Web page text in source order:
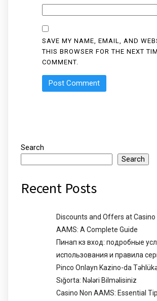
SAVE MY NAME, EMAIL, AND
THIS BROWSER FOR THE NEXT
COMMENT.
Search
Search
Recent Posts
Discounts and Offers at Casino
AAMS: A Complete Guide
Пинап кз вход: подробные
использования и правила
Pinco Onlayn Kazino-da
Sığorta: Nələri Bilməlisiniz
Casino Non AAMS: Essential